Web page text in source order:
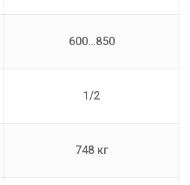
600…850
1/2
748 кг